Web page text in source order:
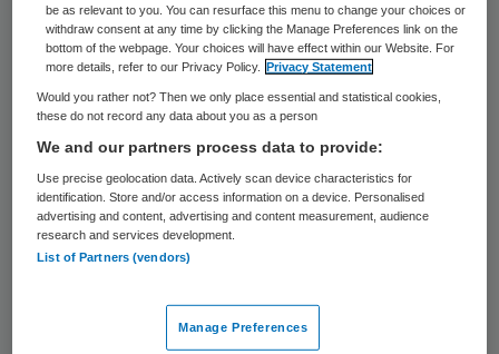
Foto: kieferpix /Getty Images/iStock
Het ministerie van VWS heeft het landelijke
actieprogramma Kansrijke Start in 2018
gelanceerd. Het programma richt zich op
kinderen in de eerste 1000 dagen van hun
leven (-12 maanden tot 2 jaar) en heeft
speciaal aandacht voor kinderen die
be as relevant to you. You can resurface this menu to change your choices or
withdraw consent at any time by clicking the Manage Preferences link on the
bottom of the webpage. Your choices will have effect within our Website. For
more details, refer to our Privacy Policy.
Privacy Statement
Would you rather not? Then we only place essential and statistical cookies,
these do not record any data about you as a person
We and our partners process data to provide:
Use precise geolocation data. Actively scan device characteristics for
identification. Store and/or access information on a device. Personalised
advertising and content, advertising and content measurement, audience
research and services development.
List of Partners (vendors)
Manage Preferences